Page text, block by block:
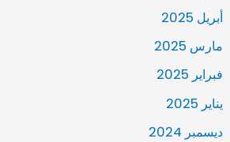
أبريل 2025
مارس 2025
فبراير 2025
يناير 2025
ديسمبر 2024